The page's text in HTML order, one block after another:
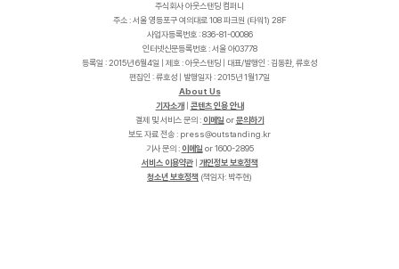
주식회사 아웃스탠딩 컴퍼니
주소 : 서울 영등포구 여의대로 108 파크원 (타워1) 28F
사업자등록번호 : 836-81-00086
인터넷신문등록번호 : 서울 아03778
등록일 : 2015년 6월4일 | 제호 : 아웃스탠딩 | 대표/발행인 : 김동환, 류호성
편집인 : 류호성 | 발행일자 : 2015년 1월17일
About Us
기자소개
콘텐츠 인용 안내
결제 및 서비스 문의 : 이메일 or문의하기
보도 자료 전송 :
r
k
.
g
n
i
d
n
a
t
s
t
u
o
@
s
s
e
r
p
기사 문의 : 이메일 or 1600-2895
서비스 이용약관| 개인정보 보호정책
청소년 보호정책 (책임자: 박주현)